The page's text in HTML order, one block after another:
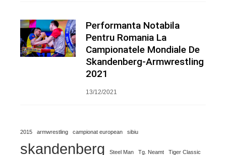
Performanta Notabila
Pentru Romania La
Campionatele Mondiale De
Skandenberg-Armwrestling
2021
13/12/2021
2015 armwrestling campionat european sibiu
skandenberg Steel Man Tg. Neamt Tiger Classic